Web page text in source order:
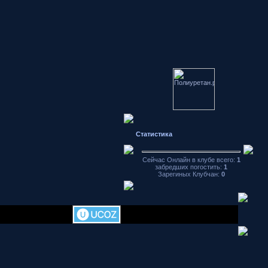
Японские
Hondamotor.ru
видео чат
аваторы
хранение
Статистика
Сейчас Онлайн в клубе всего: 1
забредших погостить: 1
Зарегиных Клубчан: 0